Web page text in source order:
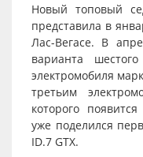
Новый топовый
представила в
Лас-Вегасе. В
варианта
электромобиля
третьим
которого
уже поделился
ID.7 GTX.